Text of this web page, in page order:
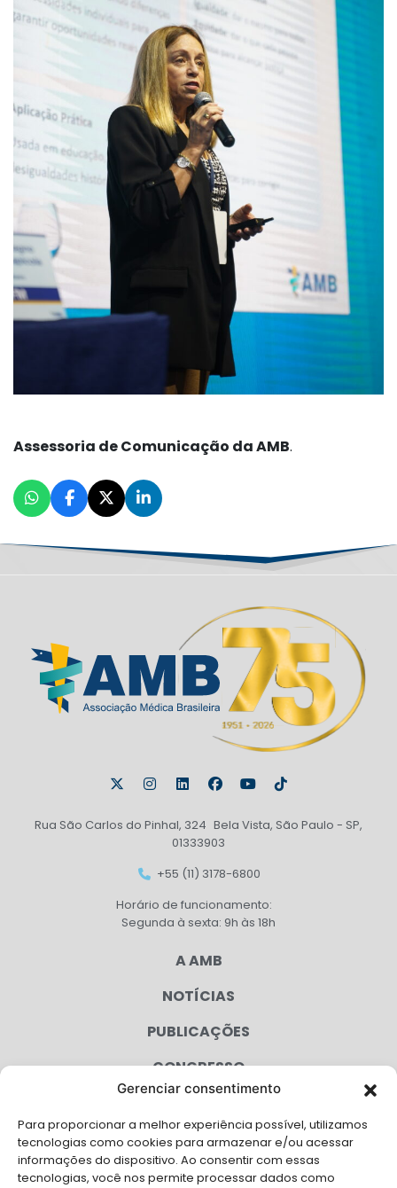
Gerenciar consentimento
Para proporcionar a melhor experiência possível, utilizamos
tecnologias como cookies para armazenar e/ou acessar
informações do dispositivo. Ao consentir com essas
tecnologias, você nos permite processar dados como
Assessoria de Comunicação da AMB.
Rua São Carlos do Pinhal, 324 Bela Vista, São Paulo - SP,
01333903
+55 (11) 3178-6800
Horário de funcionamento:
Segunda à sexta: 9h às 18h
A AMB
NOTÍCIAS
PUBLICAÇÕES
CONGRESSO
CAMPANHAS
SERVIÇOS